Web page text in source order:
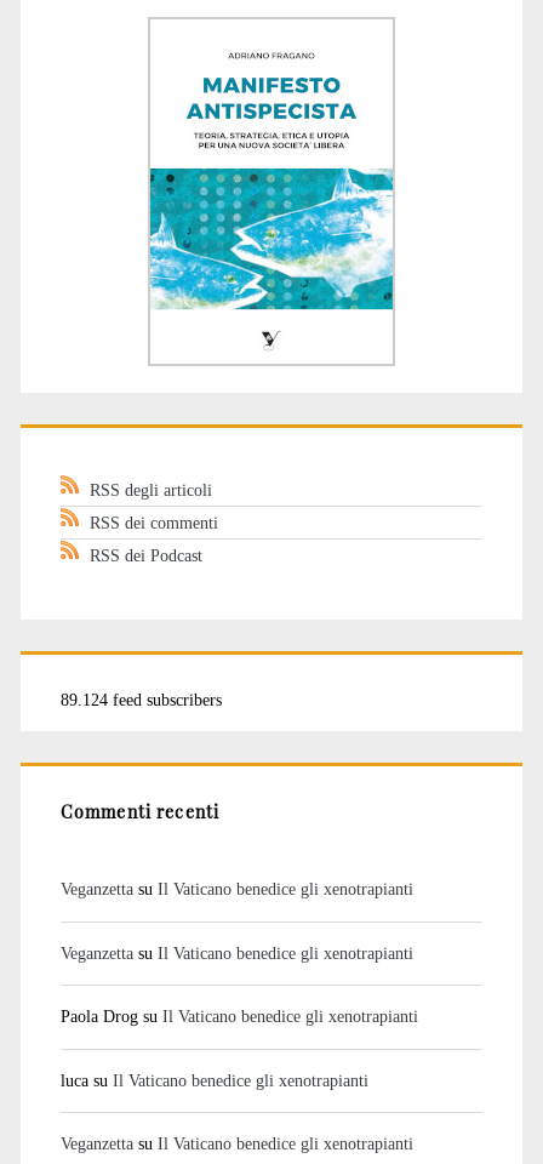
RSS degli articoli
RSS dei commenti
RSS dei Podcast
89.124 feed subscribers
Commenti recenti
Veganzettasu Il Vaticano benedice gli xenotrapianti
Veganzettasu Il Vaticano benedice gli xenotrapianti
Paola Drogsu Il Vaticano benedice gli xenotrapianti
lucasu Il Vaticano benedice gli xenotrapianti
Veganzettasu Il Vaticano benedice gli xenotrapianti